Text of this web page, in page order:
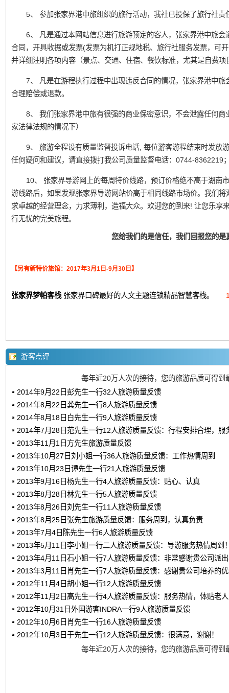
5、 参加张家界港中旅组织的旅行活动，我社已投保了旅行社责
6、 凡是通过本网站信息进行旅游预定的客人，张家界港中旅
合同，开具收据或发票(发票为机打正规地税、旅行社服务发票，可
并详细注明各项内容（景点、交通、住宿、餐饮标准，尤其是自费
7、 凡是在游程执行过程中出现违反合同的情况，张家界港中
合理赔偿或退款。
8、 我们张家界港中旅有很强的商业保密意识，不会泄露任何
家法律法规的情况下）
9、 旅游全程设有质量监督投诉电话, 每位游客游程结束时发放
任何疑问和建议，请直接拨打我公司质量监督电话：0744-8362219
10、 张家界导游网上的每周特价线路，预订价格绝不高于湖南
游线路后，如果发现张家界导游网站价高于相同线路市场价。我们
求卓越的经营理念，力求薄利，造福大众。欢迎您的到来! 让您乐享
行无忧的完美旅程。
您给我们的是信任，我们回报您的是
【另有新特价旅馆：2017年3月1日-9月30日】
张家界梦帕客栈张家界口碑最好的人文主题连锁精品智慧客栈。
游客点评
每年近20万人次的接待，您的旅游品质可得到
2014年9月22日彭先生一行32人旅游质量反馈
2014年8月22日龚先生一行8人旅游质量反馈
2014年8月18日白先生一行9人旅游质量反馈
2014年7月28日范先生一行12人旅游质量反馈：行程安排合理，服
2013年11月1日方先生旅游质量反馈
2013年10月27日刘小姐一行36人旅游质量反馈：工作热情周到
2013年10月23日谭先生一行21人旅游质量反馈
2013年9月16日杨先生一行4人旅游质量反馈：贴心、认真
2013年8月28日林先生一行5人旅游质量反馈
2013年8月26日刘先生一行11人旅游质量反馈
2013年8月25日张先生旅游质量反馈：服务周到，认真负责
2013年7月4日陈先生一行6人旅游质量反馈
2013年5月11日李小姐一行二人旅游质量反馈：导游服务热情周到
2013年4月11日石小姐一行7人旅游质量反馈：非常感谢贵公司派
2013年3月11日肖先生一行7人旅游质量反馈：感谢贵公司培养的
2012年11月4日胡小姐一行12人旅游质量反馈
2012年11月2日高先生一行4人旅游质量反馈：服务热情，体贴老
2012年10月31日外国游客INDRA一行9人旅游质量反馈
2012年10月6日肖先生一行16人旅游质量反馈
2012年10月3日于先生一行12人旅游质量反馈：很满意，谢谢！
每年近20万人次的接待，您的旅游品质可得到